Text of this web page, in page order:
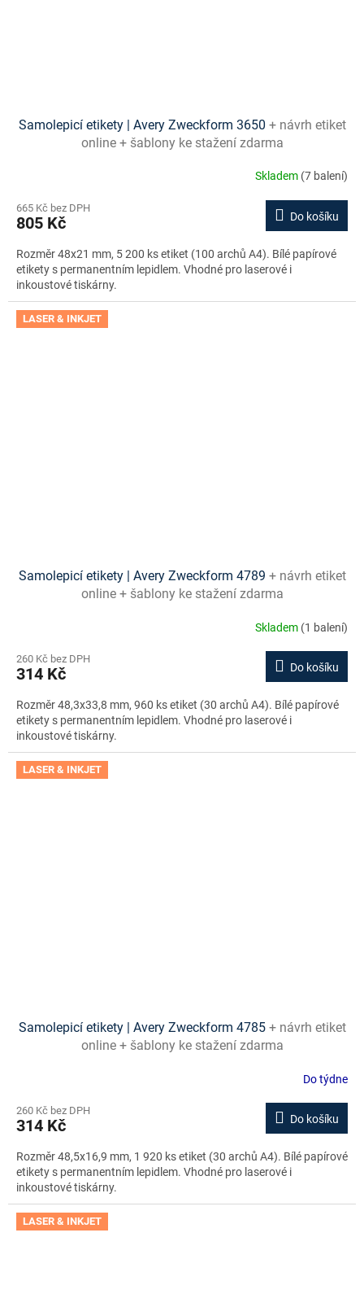
Samolepicí etikety | Avery Zweckform 3650 + návrh etiket
online + šablony ke stažení zdarma
Skladem (7 balení)
665 Kč bez DPH
805 Kč Do košíku
Rozměr 48x21 mm, 5 200 ks etiket (100 archů A4). Bílé papírové
etikety s permanentním lepidlem. Vhodné pro laserové i
inkoustové tiskárny.
LASER & INKJET
Samolepicí etikety | Avery Zweckform 4789 + návrh etiket
online + šablony ke stažení zdarma
Skladem (1 balení)
260 Kč bez DPH
314 Kč Do košíku
Rozměr 48,3x33,8 mm, 960 ks etiket (30 archů A4). Bílé papírové
etikety s permanentním lepidlem. Vhodné pro laserové i
inkoustové tiskárny.
LASER & INKJET
Samolepicí etikety | Avery Zweckform 4785 + návrh etiket
online + šablony ke stažení zdarma
Do týdne
260 Kč bez DPH
314 Kč Do košíku
Rozměr 48,5x16,9 mm, 1 920 ks etiket (30 archů A4). Bílé papírové
etikety s permanentním lepidlem. Vhodné pro laserové i
inkoustové tiskárny.
LASER & INKJET